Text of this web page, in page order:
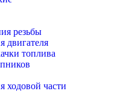
резьбы
двигателя
топлива
ходовой части